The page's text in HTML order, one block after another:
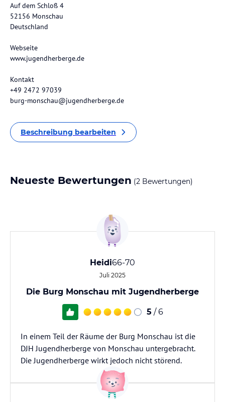
Auf dem Schloß 4
52156 Monschau
Deutschland
Webseite
www.jugendherberge.de
Kontakt
+49 2472 97039
burg-monschau@jugendherberge.de
Beschreibung bearbeiten
Neueste Bewertungen (2 Bewertungen)
Heidi66-70
Juli 2025
Die Burg Monschau mit Jugendherberge
5 / 6
In einem Teil der Räume der Burg Monschau ist die
DJH Jugendherberge von Monschau untergebracht.
Die Jugendherberge wirkt jedoch nicht störend.